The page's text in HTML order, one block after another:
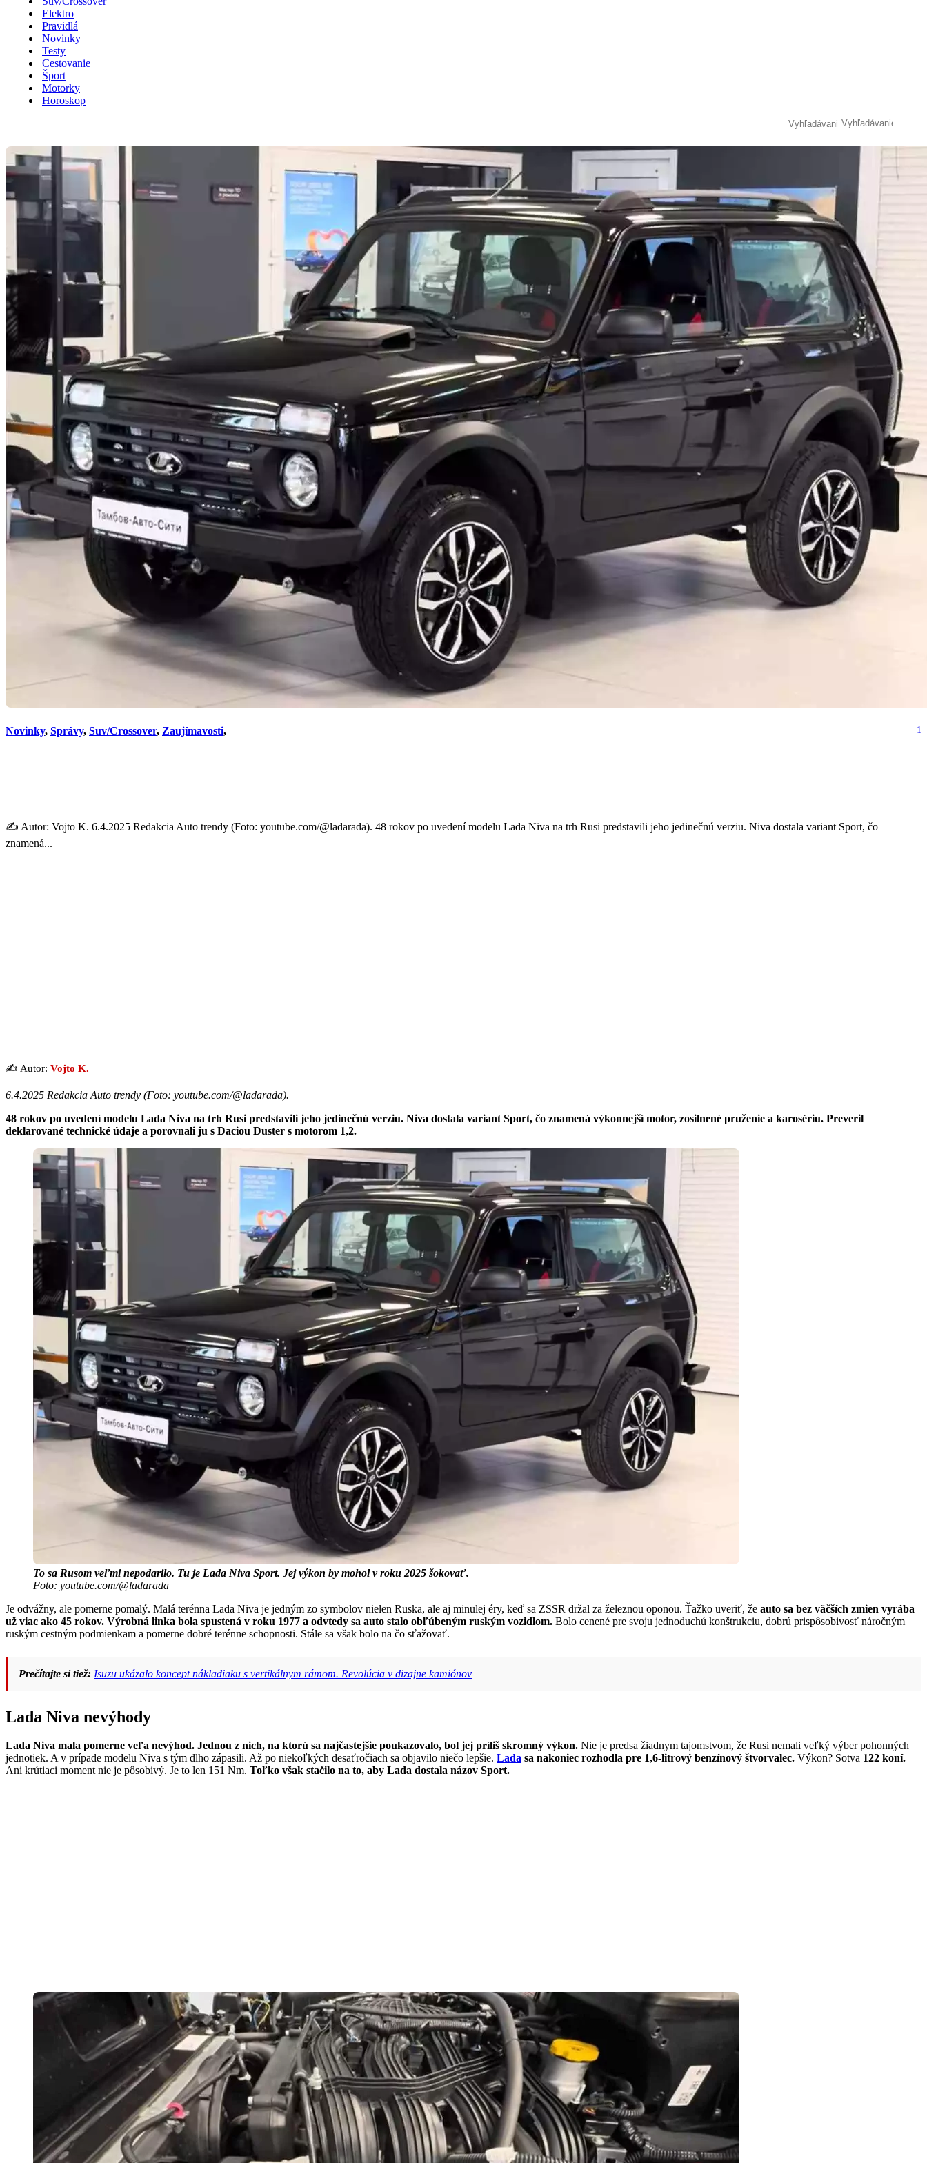
Elektro
Pravidlá
Novinky
Testy
Cestovanie
Šport
Motorky
Horoskop
Novinky, Správy, Suv/Crossover, Zaujímavosti, 1
✍️ Autor: Vojto K. 6.4.2025 Redakcia Auto trendy (Foto: youtube.com/@ladarada). 48 rokov po uvedení modelu Lada Niva na trh Rusi predstavili jeho jedinečnú verziu. Niva dostala variant Sport, čo
znamená...
✍️ Autor: Vojto K.
6.4.2025 Redakcia Auto trendy (Foto: youtube.com/@ladarada).
48 rokov po uvedení modelu Lada Niva na trh Rusi predstavili jeho jedinečnú verziu. Niva dostala variant Sport, čo znamená výkonnejší motor, zosilnené pruženie a karosériu. Preveril
deklarované technické údaje a porovnali ju s Daciou Duster s motorom 1,2.
To sa Rusom veľmi nepodarilo. Tu je Lada Niva Sport. Jej výkon by mohol v roku 2025 šokovať.
Foto: youtube.com/@ladarada
Je odvážny, ale pomerne pomalý. Malá terénna Lada Niva je jedným zo symbolov nielen Ruska, ale aj minulej éry, keď sa ZSSR držal za železnou oponou. Ťažko uveriť, že auto sa bez väčších zmien vyrába
už viac ako 45 rokov. Výrobná linka bola spustená v roku 1977 a odvtedy sa auto stalo obľúbeným ruským vozidlom. Bolo cenené pre svoju jednoduchú konštrukciu, dobrú prispôsobivosť náročným
ruským cestným podmienkam a pomerne dobré terénne schopnosti. Stále sa však bolo na čo sťažovať.
Prečítajte si tiež: Isuzu ukázalo koncept nákladiaku s vertikálnym rámom. Revolúcia v dizajne kamiónov
Lada Niva nevýhody
Lada Niva mala pomerne veľa nevýhod. Jednou z nich, na ktorú sa najčastejšie poukazovalo, bol jej príliš skromný výkon. Nie je predsa žiadnym tajomstvom, že Rusi nemali veľký výber pohonných
jednotiek. A v prípade modelu Niva s tým dlho zápasili. Až po niekoľkých desaťročiach sa objavilo niečo lepšie. Lada sa nakoniec rozhodla pre 1,6-litrový benzínový štvorvalec. Výkon? Sotva 122 koní.
Ani krútiaci moment nie je pôsobivý. Je to len 151 Nm. Toľko však stačilo na to, aby Lada dostala názov Sport.